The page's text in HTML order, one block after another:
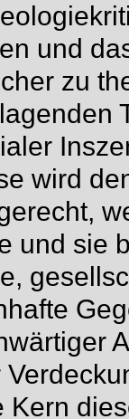
und
zu
wird
und sie
Kern